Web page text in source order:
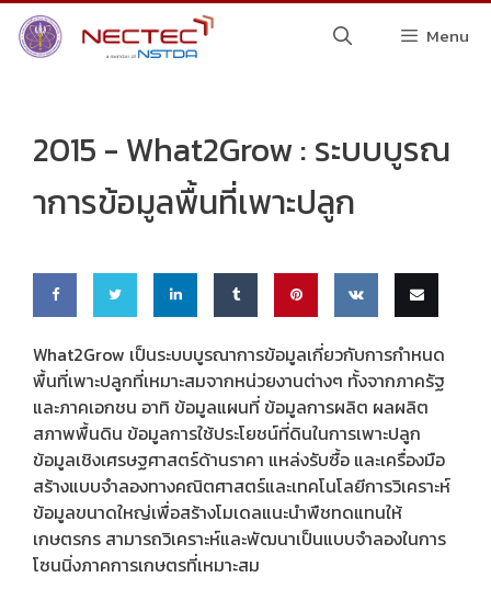
Skip
Menu
2015 - What2Grow : ระบบบูรณ
าการข้อมูลพื้นที่เพาะปลูก
on
ook
on
Twitte
r
on
dIn
on
Tumbl
r
this on VK this
What2Grow เป็นระบบบูรณาการข้อมูลเกี่ยวกับการกำหนด
พื้นที่เพาะปลูกที่เหมาะสมจากหน่วยงานต่างๆ ทั้งจากภาครัฐ
และภาคเอกชน อาทิ ข้อมูลแผนที่ ข้อมูลการผลิต ผลผลิต
สภาพพื้นดิน ข้อมูลการใช้ประโยชน์ที่ดินในการเพาะปลูก
ข้อมูลเชิงเศรษฐศาสตร์ด้านราคา แหล่งรับซื้อ และเครื่องมือ
สร้างแบบจำลองทางคณิตศาสตร์และเทคโนโลยีการวิเคราะห์
ข้อมูลขนาดใหญ่เพื่อสร้างโมเดลแนะนำพืชทดแทนให้
เกษตรกร สามารถวิเคราะห์และพัฒนาเป็นแบบจำลองในการ
โซนนิ่งภาคการเกษตรที่เหมาะสม